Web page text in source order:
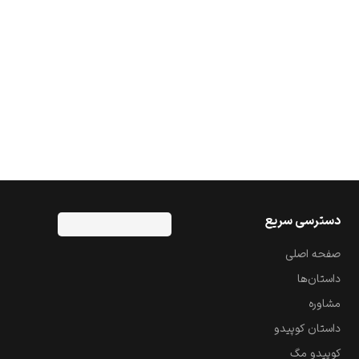
دسترسی سریع
صفحه اصلی
داستان‌ها
مشاوره
داستان کوپیدو
کوپیدو مگ